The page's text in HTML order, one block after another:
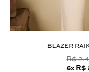
BLAZER
R$
6x R$